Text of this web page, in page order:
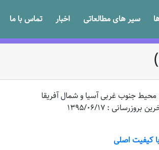
سیر های مطالعاتی اخبار تماس با ما
محیط جنوب غربی آسیا و شمال آفریقا
بروزرسانی : 1395/06/17
کیفیت اصلی